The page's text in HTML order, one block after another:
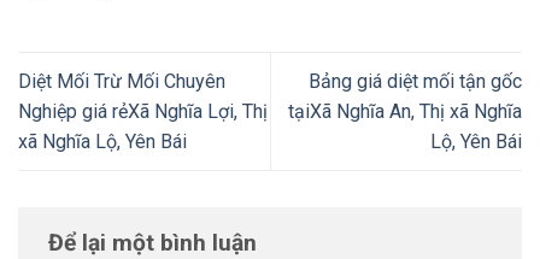
Diệt Mối Trừ Mối Chuyên
Nghiệp giá rẻXã Nghĩa Lợi, Thị
xã Nghĩa Lộ, Yên Bái
Bảng giá diệt mối tận gốc
tạiXã Nghĩa An, Thị xã Nghĩa
Lộ, Yên Bái
Để lại một bình luận